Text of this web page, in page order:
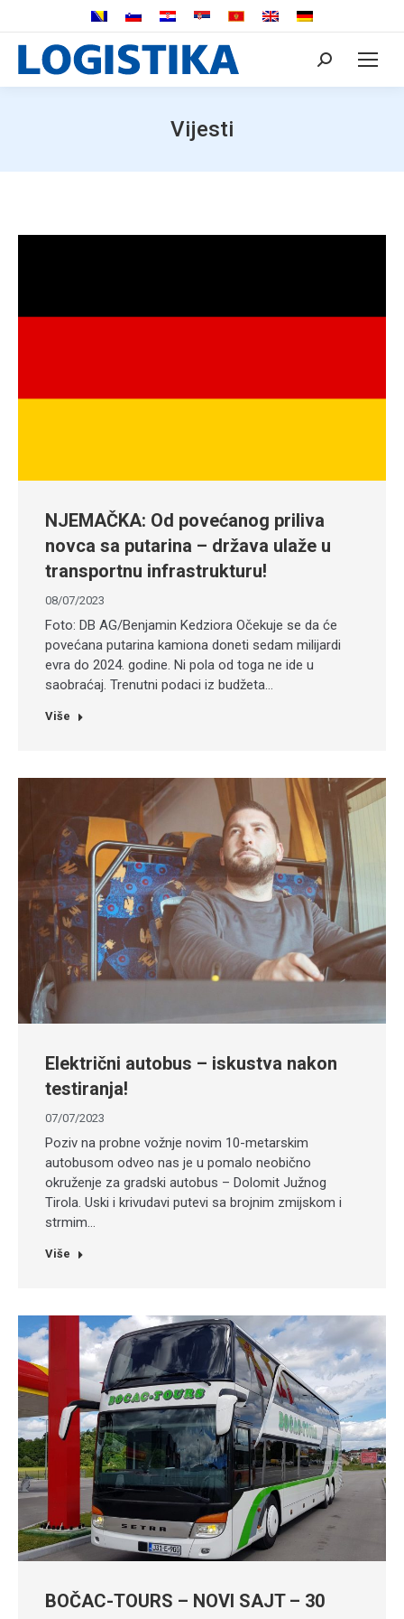
Search:
Vijesti
NJEMAČKA: Od povećanog priliva
novca sa putarina – država ulaže u
transportnu infrastrukturu!
08/07/2023
Foto: DB AG/Benjamin Kedziora Očekuje se da će
povećana putarina kamiona doneti sedam milijardi
evra do 2024. godine. Ni pola od toga ne ide u
saobraćaj. Trenutni podaci iz budžeta…
Više
Električni autobus – iskustva nakon
testiranja!
07/07/2023
Poziv na probne vožnje novim 10-metarskim
autobusom odveo nas je u pomalo neobično
okruženje za gradski autobus – Dolomit Južnog
Tirola. Uski i krivudavi putevi sa brojnim zmijskom i
strmim…
Više
BOČAC-TOURS – NOVI SAJT – 30